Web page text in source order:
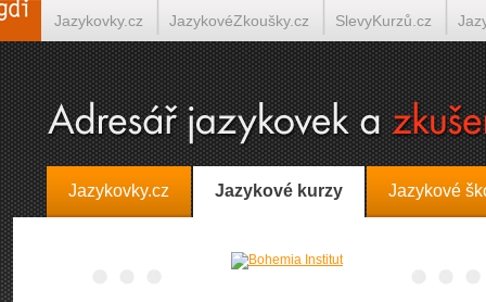
Jazykovky.cz Jazykové kurzy Jazykové
Jazykovky.cz JazykovéZkoušky.cz SlevyKurzů.cz
Španělština on-line Italština on-line Tlumočení-